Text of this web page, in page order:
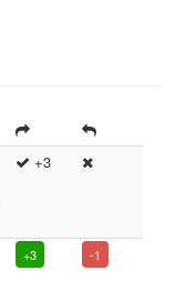
+3
+3 -1